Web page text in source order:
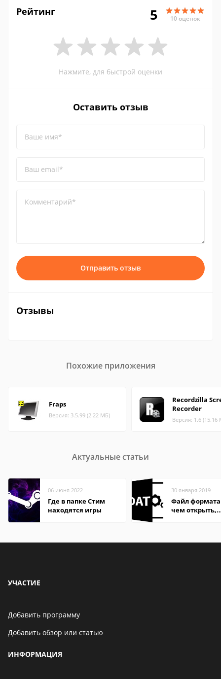
Рейтинг 5 10 оценок
Нажмите, для быстрой оценки
Оставить отзыв
Ваше имя*
Ваш email*
Комментарий*
Отправить отзыв
Отзывы
Похожие приложения
Fraps
Версия: 3.5.99 (2.22 МБ)
Recordzilla
Recorder
Версия: 1.6 (15.16
Актуальные статьи
06 июня 2022
Где в папке Стим
находятся игры
30 января 2019
Файл формата
чем открыть,
УЧАСТИЕ
Добавить программу
Добавить обзор или статью
ИНФОРМАЦИЯ